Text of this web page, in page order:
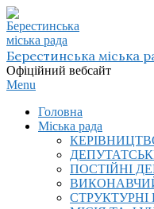
Skip
to
content
Берестинська міська
Офіційний вебсайт
Primary
Menu
Menu
Головна
Міська рада
ПОСТІЙНІ
СТРУКТУРНІ